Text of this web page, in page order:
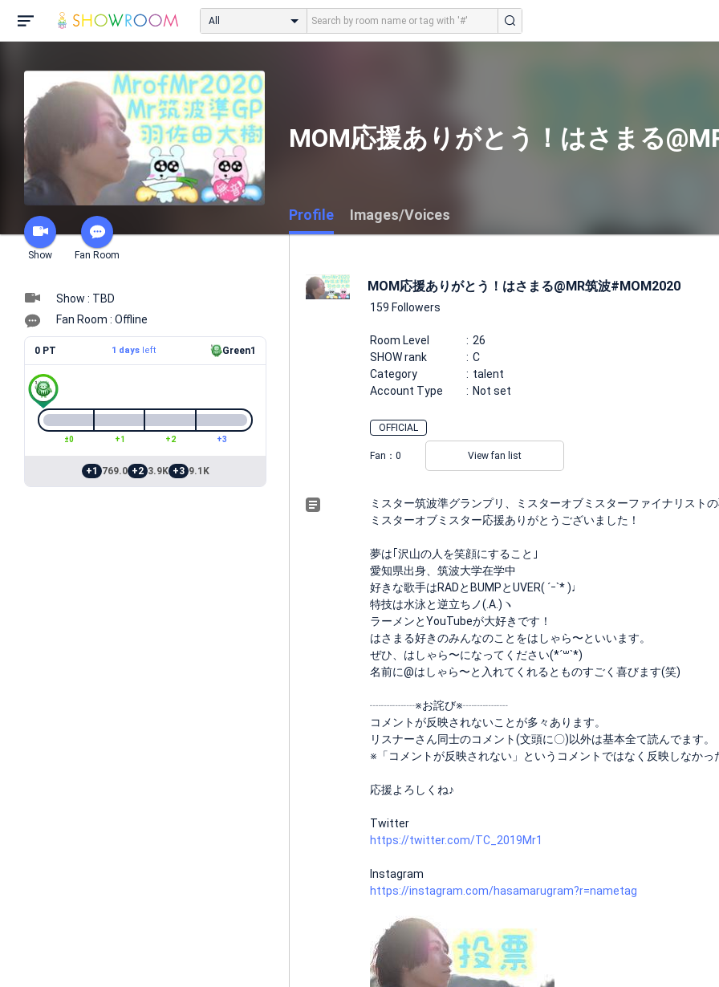
All
Show Fan Room
MOM応援ありがとう！はさまる
Profile Images/Voices
Show : TBD
Fan Room : Offline
0 PT 1 daysleft Green1
±0 +1 +2 +3
+1 769.0 +2 3.9K +3 9.1K
MOM応援ありがとう！はさまる@MR筑波#MOM2020
159 Followers
Room Level
26
SHOW rank
C
Category
talent
Account Type
Not set
OFFICIAL
Fan： 0 View fan list
ミスター筑波準グランプリ、ミスターオブミスターファイナリストの
ミスターオブミスター応援ありがとうございました！
夢は｢沢山の人を笑顔にすること｣
愛知県出身、筑波大学在学中
好きな歌手はRADとBUMPとUVER( ´ｰ`* )♩
特技は水泳と逆立ちノ(.A.)ヽ
ラーメンとYouTubeが大好きです！
はさまる好きのみんなのことをはしゃら〜といいます。
ぜひ、はしゃら〜になってください(*´꒳`*)
名前に@はしゃら〜と入れてくれるとものすごく喜びます(笑)
┈┈┈┈※お詫び※┈┈┈┈
コメントが反映されないことが多々あります。
リスナーさん同士のコメント(文頭に〇)以外は基本全て読んでます。
※「コメントが反映されない」というコメントではなく反映しなかっ
応援よろしくね♪
Twitter
https://twitter.com/TC_2019Mr1
Instagram
https://instagram.com/hasamarugram?r=nametag